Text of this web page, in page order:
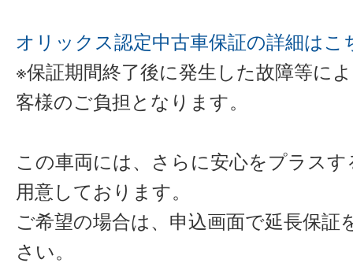
オリックス認定中古車保証の詳細はこ
※保証期間終了後に発生した故障等に
客様のご負担となります。
この車両には、さらに安心をプラス
用意しております。
ご希望の場合は、申込画面で延長保証
さい。